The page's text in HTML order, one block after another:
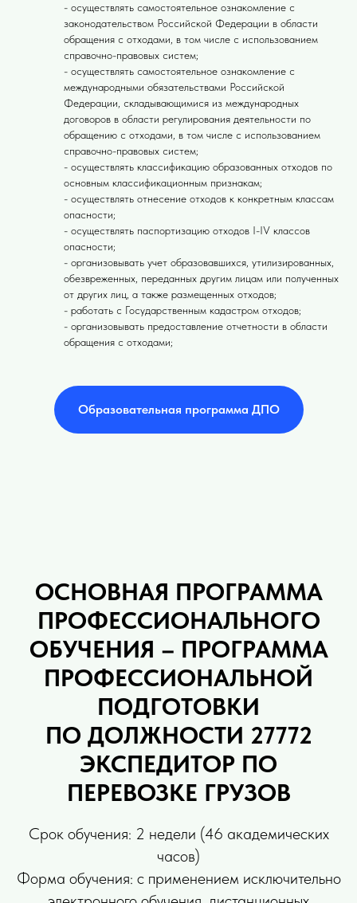
- осуществлять самостоятельное ознакомление с
законодательством Российской Федерации в области
обращения с отходами, в том числе с использованием
справочно-правовых систем;
- осуществлять самостоятельное ознакомление с
международными обязательствами Российской
Федерации, складывающимися из международных
договоров в области регулирования деятельности по
обращению с отходами, в том числе с использованием
справочно-правовых систем;
- осуществлять классификацию образованных отходов по
основным классификационным признакам;
- осуществлять отнесение отходов к конкретным классам
опасности;
- осуществлять паспортизацию отходов I-IV классов
опасности;
- организовывать учет образовавшихся, утилизированных,
обезвреженных, переданных другим лицам или полученных
от других лиц, а также размещенных отходов;
- работать с Государственным кадастром отходов;
- организовывать предоставление отчетности в области
обращения с отходами;
Образовательная программа ДПО
ОСНОВНАЯ ПРОГРАММА
ПРОФЕССИОНАЛЬНОГО
ОБУЧЕНИЯ – ПРОГРАММА
ПРОФЕССИОНАЛЬНОЙ
ПОДГОТОВКИ
ПО ДОЛЖНОСТИ 27772
ЭКСПЕДИТОР ПО
ПЕРЕВОЗКЕ ГРУЗОВ
Срок обучения: 2 недели (46 академических
часов)
Форма обучения: с применением исключительно